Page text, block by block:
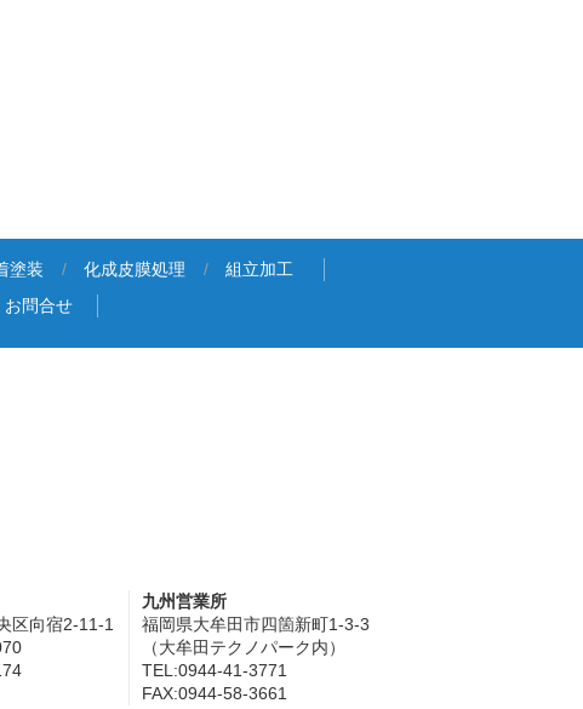
塗装 化成皮膜処理 組立加工
お問合せ
区向宿2-11-1
九州営業所
福岡県大牟田市四箇新町1-3-3
（大牟田テクノパーク内）
TEL:0944-41-3771
FAX:0944-58-3661